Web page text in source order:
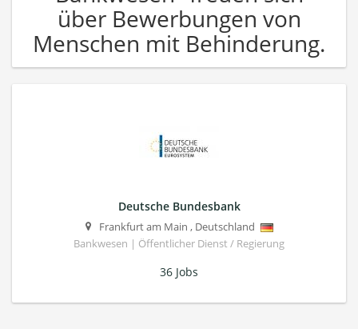
über Bewerbungen von
Menschen mit Behinderung.
Deutsche Bundesbank
Frankfurt am Main , Deutschland
Bankwesen | Öffentlicher Dienst / Regierung
36 Jobs